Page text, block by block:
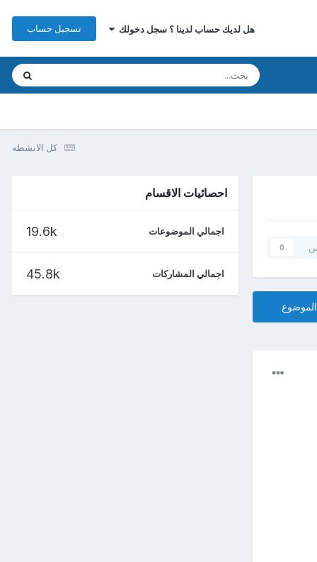
هل لديك حساب لدينا ؟ سجل دخولك تسجيل حساب
كل الانشطه
0
احصائيات الاقسام
اجمالي الموضوعات 19.6k
اجمالي المشاركات 45.8k